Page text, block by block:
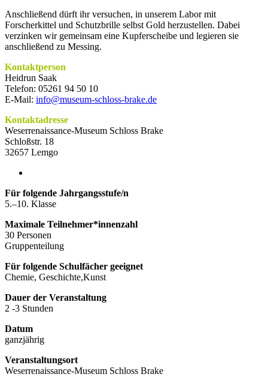
Anschließend dürft ihr versuchen, in unserem Labor mit
Forscherkittel und Schutzbrille selbst Gold herzustellen. Dabei
verzinken wir gemeinsam eine Kupferscheibe und legieren sie
anschließend zu Messing.
Kontaktperson
Heidrun Saak
Telefon: 05261 94 50 10
E-Mail: info@museum-schloss-brake.de
Kontaktadresse
Weserrenaissance-Museum Schloss Brake
Schloßstr. 18
32657 Lemgo
Für folgende Jahrgangsstufe/n
5.–10. Klasse
Maximale Teilnehmer*innenzahl
30 Personen
Gruppenteilung
Für folgende Schulfächer geeignet
Chemie, Geschichte,Kunst
Dauer der Veranstaltung
2 -3 Stunden
Datum
ganzjährig
Veranstaltungsort
Weserrenaissance-Museum Schloss Brake